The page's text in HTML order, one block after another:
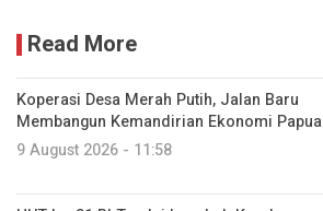
Read More
Koperasi Desa Merah Putih, Jalan Baru
Membangun Kemandirian Ekonomi Papua
9 August 2026 - 11:58